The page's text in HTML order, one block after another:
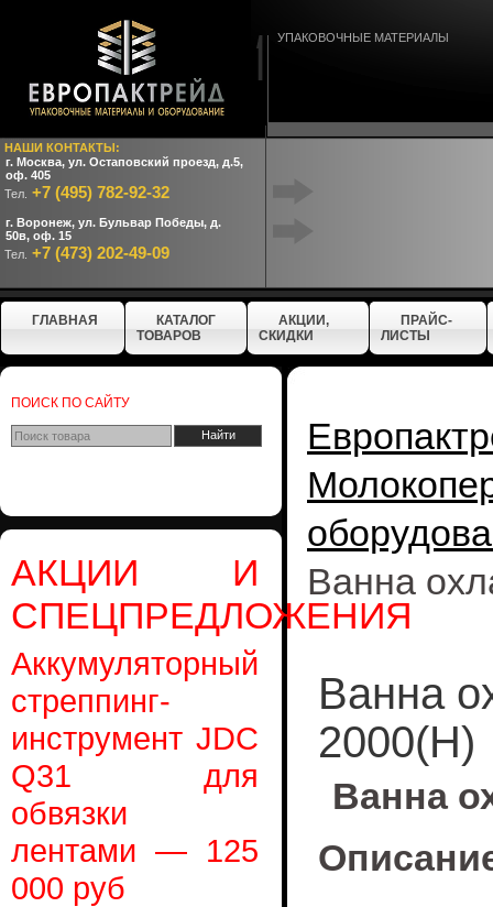
НАШИ КОНТАКТЫ:
г. Москва, ул. Остаповский проезд, д.5,
оф. 405
Тел. +7 (495) 782-92-32
г. Воронеж, ул. Бульвар Победы, д.
50в, оф. 15
Тел. +7 (473) 202-49-09
УПАКОВОЧНЫЕ МАТЕРИАЛЫ
ГЛАВНАЯ
КАТАЛОГ
ТОВАРОВ
АКЦИИ,
СКИДКИ
ПРАЙС-
ЛИСТЫ
ПОИСК ПО САЙТУ
АКЦИИ И
СПЕЦПРЕДЛОЖЕНИЯ
Аккумуляторный
стреппинг-
инструмент JDC
Q31 для
обвязки
лентами — 125
000 руб
Ванна
Ванна
2000(Н)
Ванна